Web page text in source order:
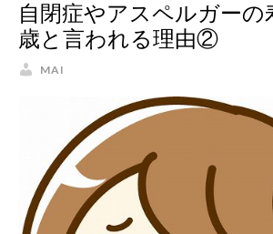
自閉症やアスペルガーの
歳と言われる理由②
MAI